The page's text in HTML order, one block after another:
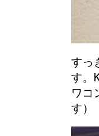
すっ
す。
ワコ
す）